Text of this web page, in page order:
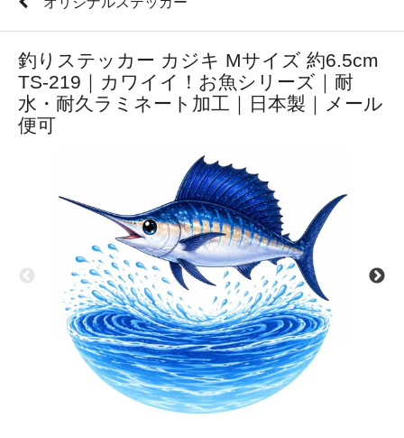
釣りステッカー カジキ Mサイズ 約6.5cm
TS-219｜カワイイ！お魚シリーズ｜耐
水・耐久ラミネート加工｜日本製｜メール
便可